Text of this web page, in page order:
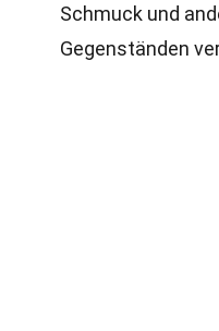
Schmuck und
Gegenständen